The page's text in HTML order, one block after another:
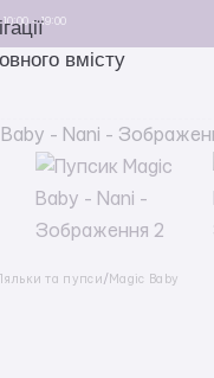
вмісту
- 19:00
та пупси / Magic Baby